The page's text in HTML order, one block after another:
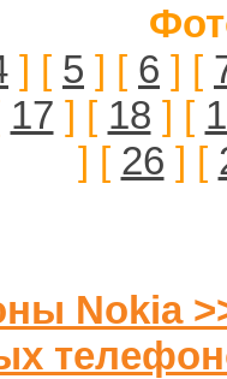
] [ 5 ] [ 6 ] [
17 ] [ 18 ] [
] [ 26 ] [
Nokia